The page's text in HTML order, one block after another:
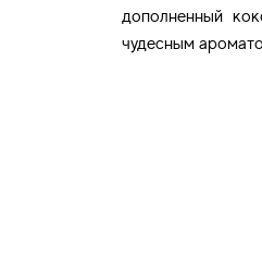
дополненный
чудесным